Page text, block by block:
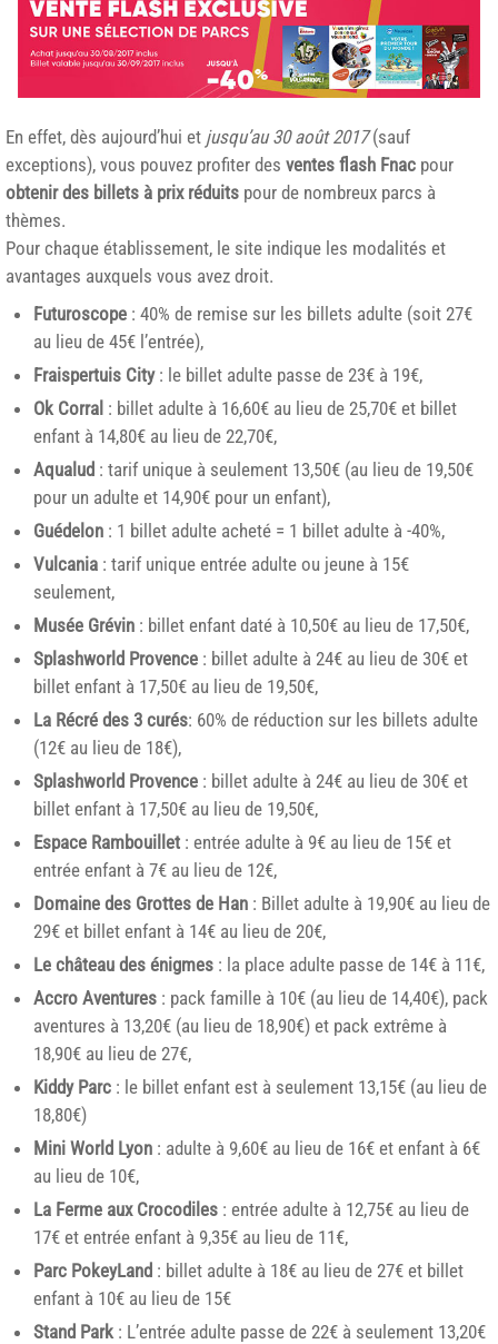
En effet, dès aujourd’hui et jusqu’au 30 août 2017(sauf
exceptions), vous pouvez profiter des ventes flash Fnac pour
obtenir des billets à prix réduits pour de nombreux parcs à
thèmes.
Pour chaque établissement, le site indique les modalités et
avantages auxquels vous avez droit.
Futuroscope : 40% de remise sur les billets adulte (soit 27€
au lieu de 45€ l’entrée),
Fraispertuis City: le billet adulte passe de 23€ à 19€,
Ok Corral : billet adulte à 16,60€ au lieu de 25,70€ et billet
enfant à 14,80€ au lieu de 22,70€,
Aqualud : tarif unique à seulement 13,50€ (au lieu de 19,50€
pour un adulte et 14,90€ pour un enfant),
Guédelon : 1 billet adulte acheté = 1 billet adulte à -40%,
Vulcania : tarif unique entrée adulte ou jeune à 15€
seulement,
Musée Grévin : billet enfant daté à 10,50€ au lieu de 17,50€,
Splashworld Provence : billet adulte à 24€ au lieu de 30€ et
billet enfant à 17,50€ au lieu de 19,50€,
La Récré des 3 curés: 60% de réduction sur les billets adulte
(12€ au lieu de 18€),
Splashworld Provence : billet adulte à 24€ au lieu de 30€ et
billet enfant à 17,50€ au lieu de 19,50€,
Espace Rambouillet : entrée adulte à 9€ au lieu de 15€ et
entrée enfant à 7€ au lieu de 12€,
Domaine des Grottes de Han : Billet adulte à 19,90€ au lieu de
29€ et billet enfant à 14€ au lieu de 20€,
Le château des énigmes : la place adulte passe de 14€ à 11€,
Accro Aventures : pack famille à 10€ (au lieu de 14,40€), pack
aventures à 13,20€ (au lieu de 18,90€) et pack extrême à
18,90€ au lieu de 27€,
Kiddy Parc : le billet enfant est à seulement 13,15€ (au lieu de
18,80€)
Mini World Lyon : adulte à 9,60€ au lieu de 16€ et enfant à 6€
au lieu de 10€,
La Ferme aux Crocodiles : entrée adulte à 12,75€ au lieu de
17€ et entrée enfant à 9,35€ au lieu de 11€,
Parc PokeyLand : billet adulte à 18€ au lieu de 27€ et billet
enfant à 10€ au lieu de 15€
Stand Park : L’entrée adulte passe de 22€ à seulement 13,20€